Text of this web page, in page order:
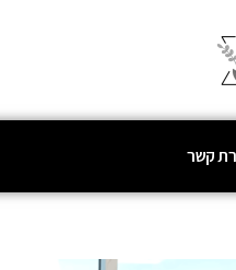
קשר